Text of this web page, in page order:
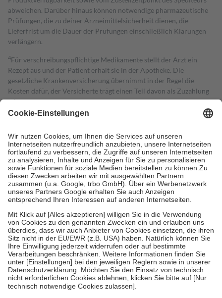
abweichen. Darüber hinaus können notwendige pharmazeutische
Prüfungen, die zu deiner Arzneimittelsicherheit dienen, die
Lieferfrist um die Dauer der Prüfungen einschließlich Klärungen
verlängern.
4Für verschreibungspflichtige Medikamente stellt der Arzt ein
Rezept aus und der Patient erhält sie in der Apotheke. Die
gesetzliche Krankenversicherung übernimmt in der Regel die
Kosten dafür, der Versicherte trägt einen Teil davon als Zuzahlung
mit.
Grundsätzlich leisten Mitglieder Zuzahlungen in Höhe von zehn
höchstens zehn Euro.
Es sind jedoch nie mehr als die tatsächlichen
Kosten der Leistung zu entrichten.
Diese Regeln gelten grundsätzlich auch für Online-Apotheken.
Bei Heilmitteln und häuslicher Krankenpflege beträgt die
Zuzahlung zehn Prozent der Kosten sowie zehn Euro je
Verordnung.
Um das Engagement der Versicherten für ihre eigene Gesundheit zu
stärken und die besondere Stellung der Familie zu unterstützen,
fallenkeine Zuzahlungenan bei:
• Kindern und Jugendlichen bis zum vollendeten 18. Lebensjahr
mit Ausnahme der Fahrkosten
• Untersuchungen zur Vorsorge und Früherkennung, die von der
GKV getragen werden
• empfohlenen Schutzimpfungen
• Harn- und Blutteststreifen